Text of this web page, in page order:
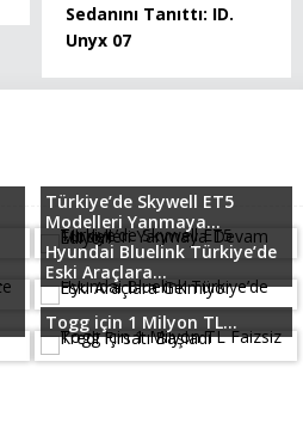
Sedanını Tanıttı: ID.
Unyx 07
Türkiye’de Skywell ET5
Modelleri Yanmaya...
Hyundai Bluelink Türkiye’de
Eski Araçlara...
Togg için 1 Milyon TL...